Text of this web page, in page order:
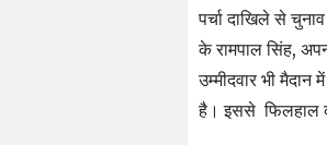
पर्चा दाखिले से
के रामपाल सिंह,
उम्मीदवार भी
है। इससे फिलहाल